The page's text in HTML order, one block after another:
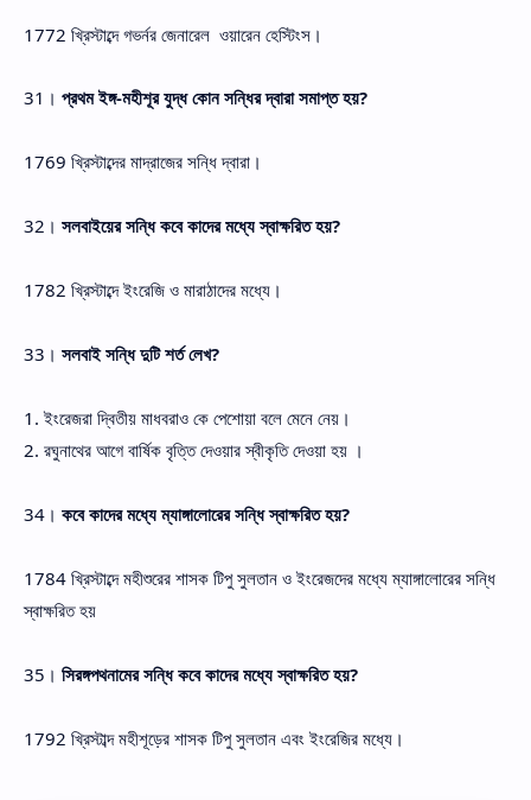
1772 খ্রিস্টাব্দে গভর্নর জেনারেল ওয়ারেন হেস্টিংস।
31। প্রথম ইঙ্গ-মহীশূর যুদ্ধ কোন সন্ধির দ্বারা সমাপ্ত হয়?
1769 খ্রিস্টাব্দের মাদ্রাজের সন্ধি দ্বারা।
32। সলবাইয়ের সন্ধি কবে কাদের মধ্যে স্বাক্ষরিত হয়?
1782 খ্রিস্টাব্দে ইংরেজি ও মারাঠাদের মধ্যে।
33। সলবাই সন্ধি দুটি শর্ত লেখ?
1. ইংরেজরা দ্বিতীয় মাধবরাও কে পেশোয়া বলে মেনে নেয়।
2. রঘুনাথের আগে বার্ষিক বৃত্তি দেওয়ার স্বীকৃতি দেওয়া হয় ।
34। কবে কাদের মধ্যে ম্যাঙ্গালোরের সন্ধি স্বাক্ষরিত হয়?
1784 খ্রিস্টাব্দে মহীশুরের শাসক টিপু সুলতান ও ইংরেজদের মধ্যে ম্যাঙ্গালোরের সন্ধি
স্বাক্ষরিত হয়
35। সিরঙ্গপথনামের সন্ধি কবে কাদের মধ্যে স্বাক্ষরিত হয়?
1792 খ্রিস্টাব্দ মহীশূড়ের শাসক টিপু সুলতান এবং ইংরেজির মধ্যে।